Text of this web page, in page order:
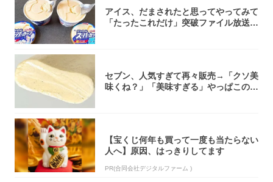
アイス、だまされたと思ってやってみて
「たったこれだけ」突破ファイル放送で
セブン、人気すぎて再々販売→「クソ美
味くね？」「美味すぎる」やっぱこのク
【宝くじ何年も買って一度も当たらない
人へ】原因、はっきりしてます
PR(合同会社デジタルファーム )